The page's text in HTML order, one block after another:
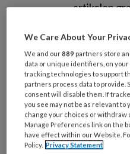
artikelen
Al een account of
Wat
is
je
e-
mailadres?
* *
Kies
je
wachtwoord*
We Care About Your
We and our889 partners store
data or unique identifiers, on
tracking technologies to support
partners process data to
consent will disable them. If
you see may not be as relevant to
change your choices or withdraw
Manage Preferences link on the
have effect within our Website.
Policy. Privacy Statement